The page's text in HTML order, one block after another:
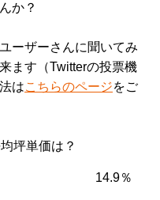
か？
ーザーさんに聞いてみ
ます（Twitterの投票機
はこちらのページをご
坪単価は？
14.9％